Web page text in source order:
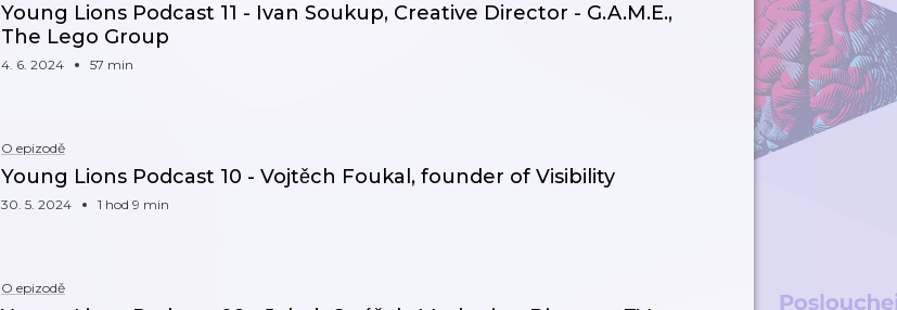
Young Lions Podcast 11 - Ivan Soukup, Creative Director - G.A.M.E.,
The Lego Group
4. 6. 2024 57 min
O epizodě
Young Lions Podcast 10 - Vojtěch Foukal, founder of Visibility
30. 5. 2024 1 hod 9 min
O epizodě